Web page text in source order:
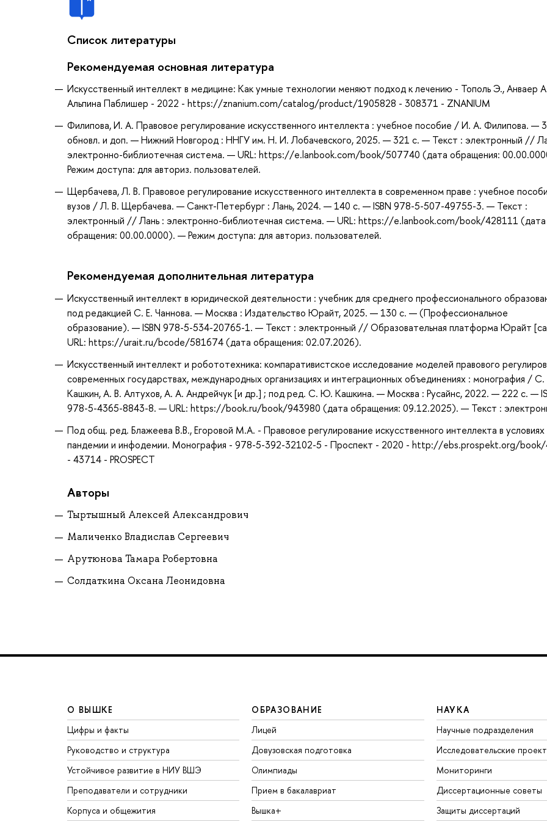
Список литературы
Рекомендуемая основная литература
Искусственный интеллект в медицине: Как умные технологии меняют подход к лечению - Тополь Э., Анваер
Альпина Паблишер - 2022 - https://znanium.com/catalog/product/1905828 - 308371 - ZNANIUM
Филипова, И. А. Правовое регулирование искусственного интеллекта : учебное пособие / И. А. Филипова. —
обновл. и доп. — Нижний Новгород : ННГУ им. Н. И. Лобачевского, 2025. — 321 с. — Текст : электронный //
электронно-библиотечная система. — URL: https://e.lanbook.com/book/507740 (дата обращения:
Режим доступа: для авториз. пользователей.
Щербачева, Л. В. Правовое регулирование искусственного интеллекта в современном праве : учебное
вузов / Л. В. Щербачева. — Санкт-Петербург : Лань, 2024. — 140 с. — ISBN 978-5-507-49755-3. — Текст :
электронный // Лань : электронно-библиотечная система. — URL: https://e.lanbook.com/book/428111 (дата
обращения: 00.00.0000). — Режим доступа: для авториз. пользователей.
Рекомендуемая дополнительная литература
Искусственный интеллект в юридической деятельности : учебник для среднего профессионального
под редакцией С. Е. Чаннова. — Москва : Издательство Юрайт, 2025. — 130 с. — (Профессиональное
образование). — ISBN 978-5-534-20765-1. — Текст : электронный // Образовательная платформа Юрайт
URL: https://urait.ru/bcode/581674 (дата обращения: 02.07.2026).
Искусственный интеллект и робототехника: компаративистское исследование моделей правового
современных государствах, международных организациях и интеграционных объединениях : монография /
Кашкин, А. В. Алтухов, А. А. Андрейчук [и др.] ; под ред. С. Ю. Кашкина. — Москва : Русайнс, 2022. — 222 с. —
978-5-4365-8843-8. — URL: https://book.ru/book/943980 (дата обращения: 09.12.2025). — Текст :
Под общ. ред. Блажеева В.В., Егоровой М.А. - Правовое регулирование искусственного интеллекта в условиях
пандемии и инфодемии. Монография - 978-5-392-32102-5 - Проспект - 2020 - http://ebs.prospekt.org/
- 43714 - PROSPECT
Авторы
Тыртышный Алексей Александрович
Маличенко Владислав Сергеевич
Арутюнова Тамара Робертовна
Солдаткина Оксана Леонидовна
О ВЫШКЕ
Цифры и факты
Руководство и структура
Устойчивое развитие в НИУ ВШЭ
Преподаватели и сотрудники
Корпуса и общежития
ОБРАЗОВАНИЕ
Лицей
Довузовская подготовка
Олимпиады
Прием в бакалавриат
Вышка+
НАУКА
Научные подразделения
Исследовательские
Мониторинги
Диссертационные советы
Защиты диссертаций